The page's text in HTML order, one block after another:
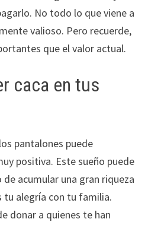
No todo lo que viene a
valioso. Pero recuerde,
que el valor actual.
caca en tus
pantalones puede
positiva. Este sueño puede
acumular una gran riqueza
tu alegría con tu familia.
donar a quienes te han